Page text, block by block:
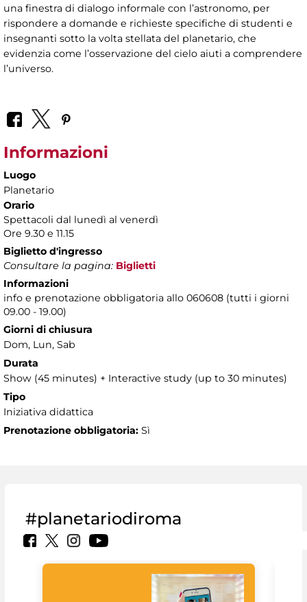
una finestra di dialogo informale con l’astronomo, per
rispondere a domande e richieste specifiche di studenti e
insegnanti sotto la volta stellata del planetario, che
evidenzia come l’osservazione del cielo aiuti a comprendere
l’universo.
Informazioni
Luogo
Planetario
Orario
Spettacoli dal lunedì al venerdì
Ore 9.30 e 11.15
Biglietto d'ingresso
Consultare la pagina: Biglietti
Informazioni
info e prenotazione obbligatoria allo 060608 (tutti i giorni
09.00 - 19.00)
Giorni di chiusura
Dom, Lun, Sab
Durata
Show (45 minutes) + Interactive study (up to 30 minutes)
Tipo
Iniziativa didattica
Prenotazione obbligatoria: Sì
#planetariodiroma